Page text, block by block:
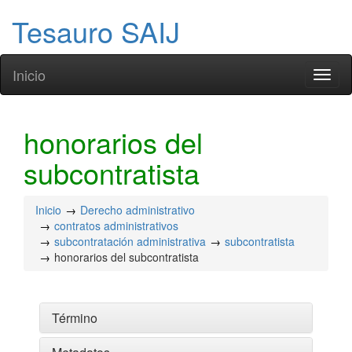
Tesauro SAIJ
Inicio
honorarios del
subcontratista
Inicio
Derecho administrativo
contratos administrativos
subcontratación administrativa
subcontratista
honorarios del subcontratista
Término